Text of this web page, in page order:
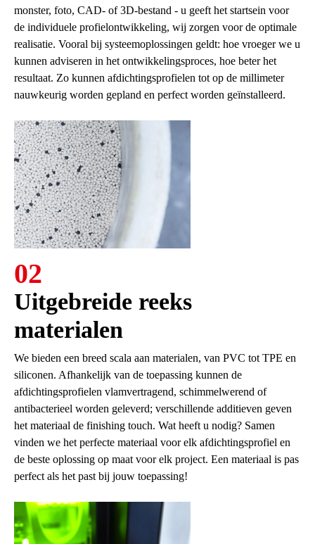
monster, foto, CAD- of 3D-bestand - u geeft het startsein voor
de individuele profielontwikkeling, wij zorgen voor de optimale
realisatie. Vooral bij systeemoplossingen geldt: hoe vroeger we u
kunnen adviseren in het ontwikkelingsproces, hoe beter het
resultaat. Zo kunnen afdichtingsprofielen tot op de millimeter
nauwkeurig worden gepland en perfect worden geïnstalleerd.
02
Uitgebreide reeks
materialen
We bieden een breed scala aan materialen, van PVC tot TPE en
siliconen. Afhankelijk van de toepassing kunnen de
afdichtingsprofielen vlamvertragend, schimmelwerend of
antibacterieel worden geleverd; verschillende additieven geven
het materiaal de finishing touch. Wat heeft u nodig? Samen
vinden we het perfecte materiaal voor elk afdichtingsprofiel en
de beste oplossing op maat voor elk project. Een materiaal is pas
perfect als het past bij jouw toepassing!